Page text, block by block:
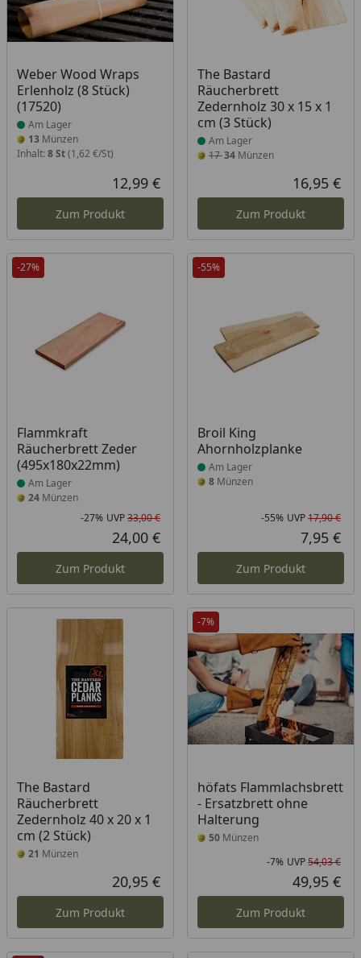
Weber Wood Wraps
Erlenholz (8 Stück)
(17520)
Produkt am Lager
Am Lager
13 Münzen
Inhalt: 8 St(1,62 €/St)
Aktueller Preis
12,99 €
Zum Produkt
The Bastard
Räucherbrett
Zedernholz 30 x 15 x 1
cm (3 Stück)
Produkt am Lager
Am Lager
1734Münzen
16,95 €
Zum Produkt
-27%
Flammkraft
Räucherbrett Zeder
(495x180x22mm)
Produkt am Lager
Am Lager
24 Münzen
Rabatt in Prozent
-27%
Ursprünglicher Preis
UVP33,00 €
Aktueller Preis
24,00 €
Zum Produkt
-55%
Broil King
Ahornholzplanke
Produkt am Lager
Am Lager
8Münzen
-55% UVP17,90 €
7,95 €
Zum Produkt
The Bastard
Räucherbrett
Zedernholz 40 x 20 x 1
cm (2 Stück)
21 Münzen
Aktueller Preis
20,95 €
Zum Produkt
-7%
höfats Flammlachsbrett
- Ersatzbrett ohne
Halterung
50Münzen
-7% UVP54,03 €
49,95 €
Zum Produkt